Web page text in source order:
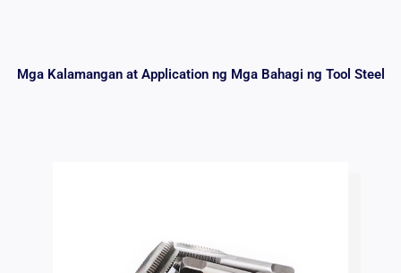
Mga Kalamangan at Application ng Mga Bahagi ng Tool Steel